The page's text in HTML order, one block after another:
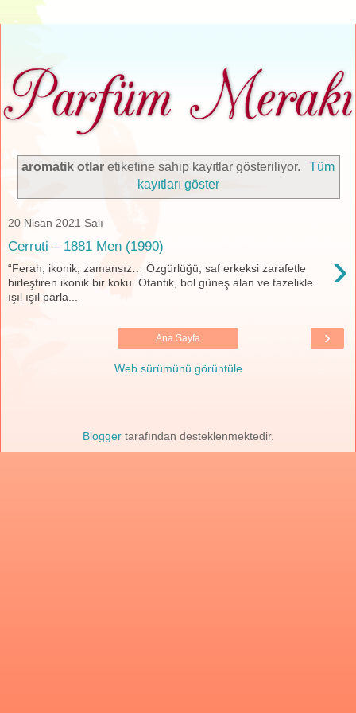
aromatik otlar etiketine sahip kayıtlar gösteriliyor.
Tüm
kayıtları göster
20 Nisan 2021 Salı
Cerruti – 1881 Men (1990) ›
“Ferah, ikonik, zamansız… Özgürlüğü, saf erkeksi zarafetle
birleştiren ikonik bir koku. Otantik, bol güneş alan ve tazelikle
ışıl ışıl parla...
›
Ana Sayfa
Web sürümünü görüntüle
Bloggertarafından desteklenmektedir.